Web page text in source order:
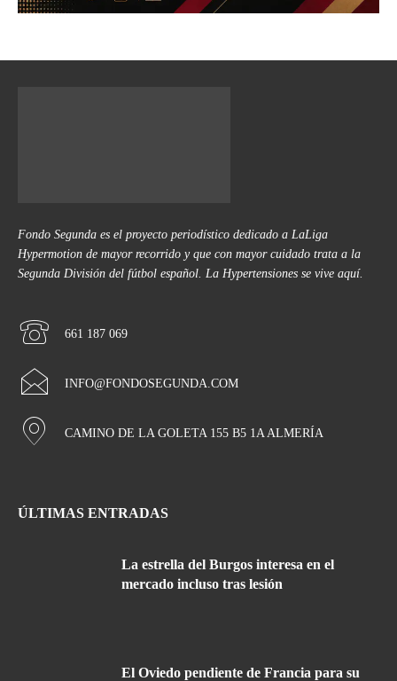
Fondo Segunda es el proyecto periodístico dedicado a LaLiga
Hypermotion de mayor recorrido y que con mayor cuidado trata a la
Segunda División del fútbol español. La Hypertensiones se vive aquí.
661 187 069
INFO@FONDOSEGUNDA.COM
CAMINO DE LA GOLETA 155 B5 1A ALMERÍA
ÚLTIMAS ENTRADAS
La estrella del Burgos interesa en el
mercado incluso tras lesión
El Oviedo pendiente de Francia para su